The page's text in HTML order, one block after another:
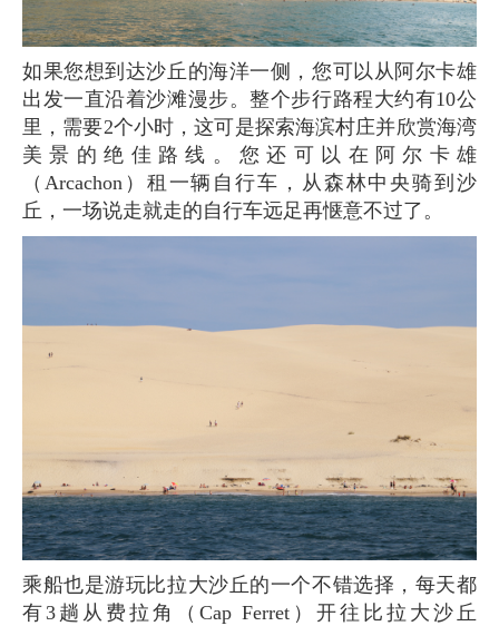
如果您想到达沙丘的海洋一侧，您可以从阿尔卡雄
出发一直沿着沙滩漫步。整个步行路程大约有10公
里，需要2个小时，这可是探索海滨村庄并欣赏海湾
美景的绝佳路线。您还可以在阿尔卡雄
（Arcachon）租一辆自行车，从森林中央骑到沙
丘，一场说走就走的自行车远足再惬意不过了。
乘船也是游玩比拉大沙丘的一个不错选择，每天都
有3趟从费拉角（Cap Ferret）开往比拉大沙丘